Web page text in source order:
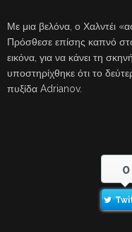
Με μια βελόνα, ο Χαλντέι
Πρόσθεσε επίσης καπνό
εικόνα, για να κάνει τη
υποστηρίχθηκε ότι το
πυξίδα Adrianov.
0